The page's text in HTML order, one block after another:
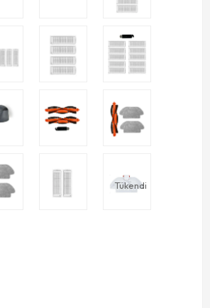
Tükendi